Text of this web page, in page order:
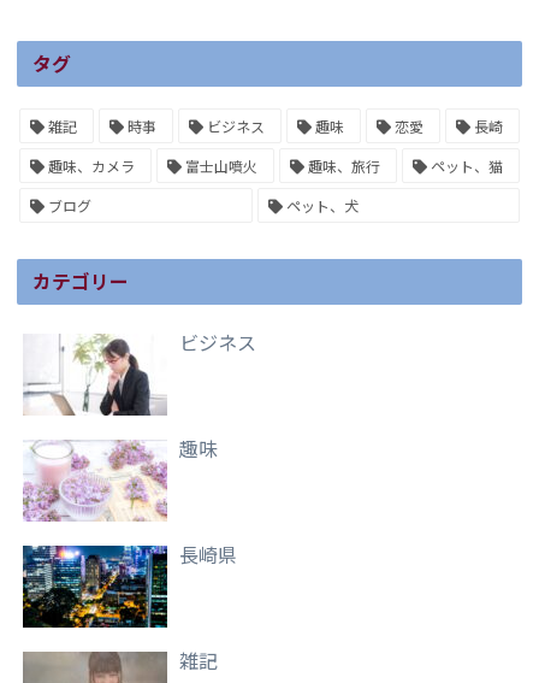
タグ
雑記 時事 ビジネス 趣味 恋愛
長崎
趣味、カメラ
富士山噴火 趣味、旅行
ペット、猫
ブログ
ペット、犬
カテゴリー
ビジネス
趣味
長崎県
雑記